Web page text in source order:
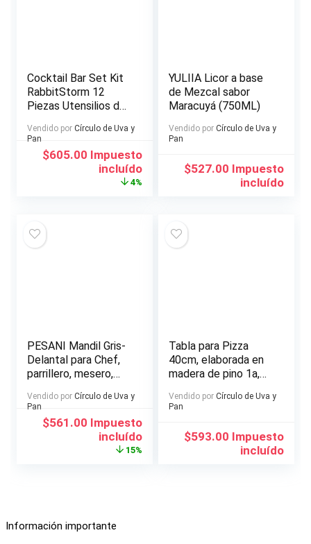
Cocktail Bar Set Kit
RabbitStorm 12
Piezas Utensilios de
Vendido por Círculo de Uva y
Pan
El
$605.00El
precio
Impuesto
incluído
4%
YULIIA Licor a base
de Mezcal sabor
Maracuyá (750ML)
Vendido por Círculo de Uva y
Pan
$527.00 Impuesto
incluído
PESANI Mandil Gris-
Delantal para Chef,
parrillero, mesero,
para Carne Asada
Vendido por Círculo de Uva y
Pan
El
$561.00El
precio
actual
Impuesto
incluído
15%
Tabla para Pizza
40cm, elaborada en
madera de pino 1a,
grado alimenticio.
Vendido por Círculo de Uva y
Pan
$593.00 Impuesto
incluído
Información importante